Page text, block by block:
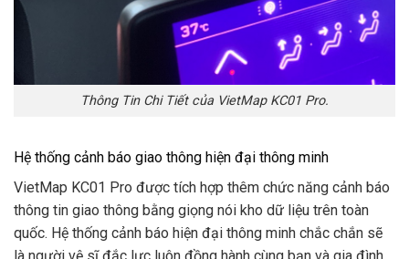
Thông Tin Chi Tiết của VietMap KC01 Pro.
Hệ thống cảnh báo giao thông hiện đại thông minh
VietMap KC01 Pro được tích hợp thêm chức năng cảnh báo
thông tin giao thông bằng giọng nói kho dữ liệu trên toàn
quốc. Hệ thống cảnh báo hiện đại thông minh chắc chắn sẽ